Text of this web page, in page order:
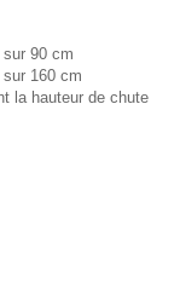
90 cm
160 cm
la hauteur de chute